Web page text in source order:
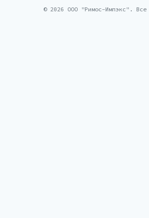
© 2026 ООО "Римос-Импэкс". Все